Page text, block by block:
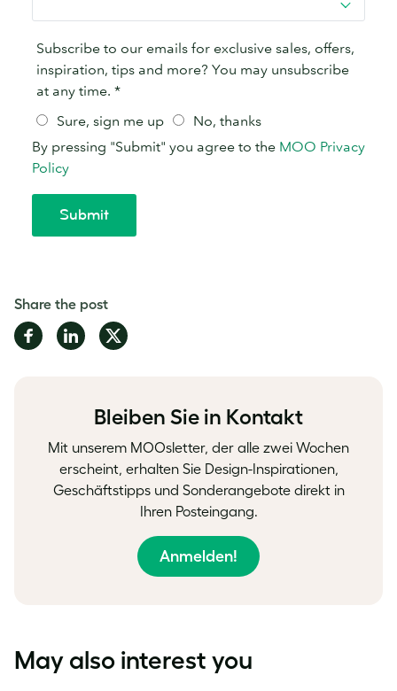
Share the post
Share
on
Share
on
Share
on
Bleiben Sie in Kontakt
Mit unserem MOOsletter, der alle zwei Wochen
erscheint, erhalten Sie Design-Inspirationen,
Geschäftstipps und Sonderangebote direkt in
Ihren Posteingang.
Anmelden!
May also interest you